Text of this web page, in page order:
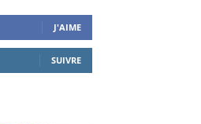
J'AIME
SUIVRE